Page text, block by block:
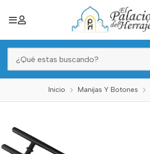
Inicio Manijas Y Botones